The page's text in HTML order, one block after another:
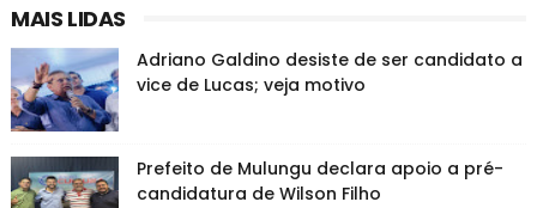
MAIS LIDAS
Adriano Galdino desiste de ser candidato a
vice de Lucas; veja motivo
Prefeito de Mulungu declara apoio a pré-
candidatura de Wilson Filho